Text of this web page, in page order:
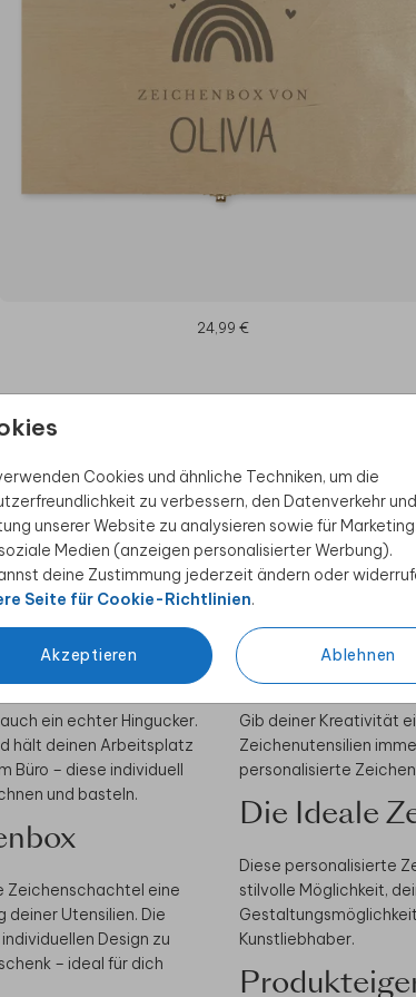
Cookies und ähnliche Techniken, um die
zu verbessern, den Datenverkehr
unserer Website zu analysieren sowie für
Medien (anzeigen personalisierter Werbung).
deine Zustimmung jederzeit ändern oder
Seite für Cookie-Richtlinien.
Akzeptieren Ablehnen
24,99 €
Zeichenbox
deiner
mit deinem Namen
oder Bleistifte verlieren!
Zubehör
ein echter Hingucker.
hält deinen Arbeitsplatz
Büro – diese individuell
und basteln.
Zeichenschachtel eine
deiner Utensilien. Die
Design zu
– ideal für dich
Vielseitige
Die personalisierte
auch für Bastelbedarf
einfach zu
Perfekte
Zeichenbox
Gib deiner Kreativität
Zeichenutensilien
personalisierte
Die Ideale
Diese personalisierte
stilvolle Möglichkeit,
Kunstliebhaber.